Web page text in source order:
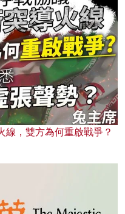
線，雙方為何重啟戰爭？